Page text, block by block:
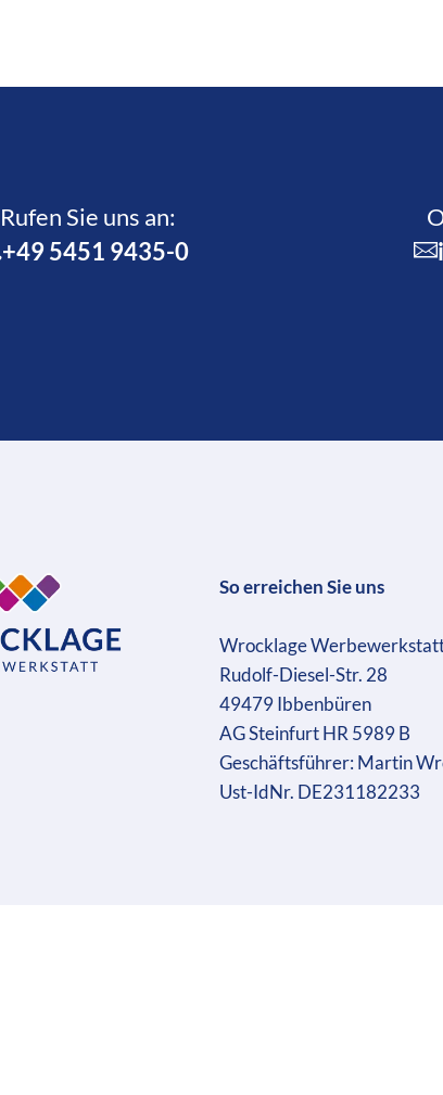
Rufen Sie uns an:­
+49 5451 9435-0
So erreichen Sie uns
Wrocklage
Rudolf-Diesel-Str. 28
49479 Ibbenbüren
AG Steinfurt HR 5989 B
Geschäftsführer: Martin
Ust-IdNr. DE231182233